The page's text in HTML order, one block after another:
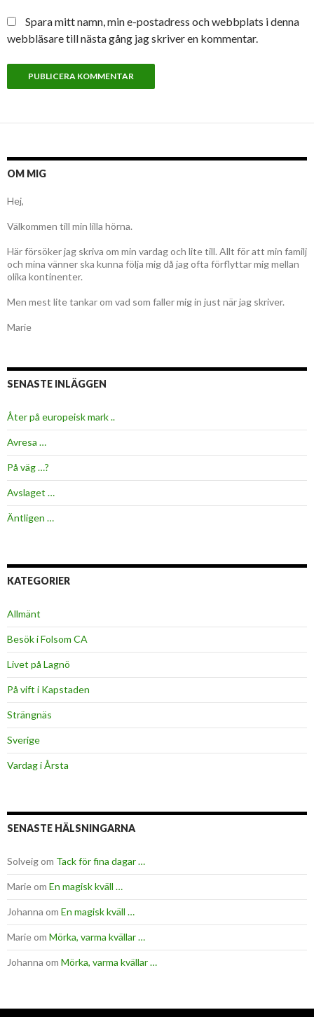
Spara mitt namn, min e-postadress och webbplats i denna
webbläsare till nästa gång jag skriver en kommentar.
OM MIG
Hej,
Välkommen till min lilla hörna.
Här försöker jag skriva om min vardag och lite till. Allt för att min familj
och mina vänner ska kunna följa mig då jag ofta förflyttar mig mellan
olika kontinenter.
Men mest lite tankar om vad som faller mig in just när jag skriver.
Marie
SENASTE INLÄGGEN
Åter på europeisk mark ..
Avresa …
På väg …?
Avslaget …
Äntligen …
KATEGORIER
Allmänt
Besök i Folsom CA
Livet på Lagnö
På vift i Kapstaden
Strängnäs
Sverige
Vardag i Årsta
SENASTE HÄLSNINGARNA
Solveigom Tack för fina dagar …
Marieom En magisk kväll …
Johanna om En magisk kväll …
Marieom Mörka, varma kvällar …
Johanna om Mörka, varma kvällar …